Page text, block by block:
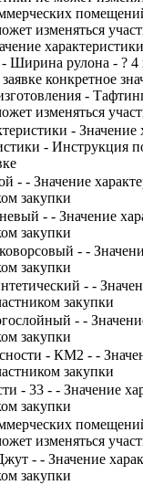
изменяться
- Ширина рулона - ?
конкретное
-
изменяться
- Значение
- Инструкция
- - Значение
закупки
- - Значение
закупки
- -
закупки
- -
закупки
- -
закупки
- КМ2 - -
закупки
- 33 - - Значение
закупки
изменяться
- - Значение
закупки